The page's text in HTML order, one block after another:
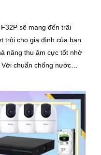
sẽ mang đến trãi
trội cho gia đình của bạn
năng thu âm cực tốt nhờ